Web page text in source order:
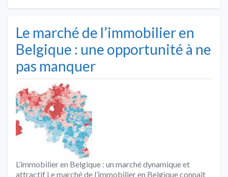
Le marché de l’immobilier en
Belgique : une opportunité à ne
pas manquer
L’immobilier en Belgique : un marché dynamique et
attractif Le marché de l’immobilier en Belgique connaît